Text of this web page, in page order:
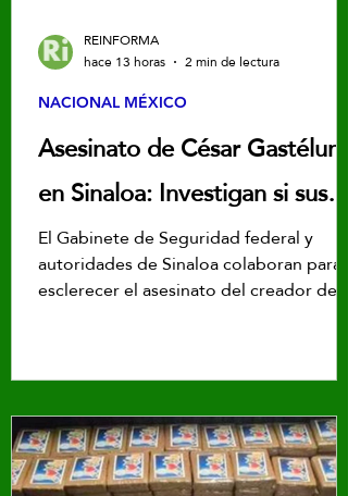
Asesinato de César Gastélum
en Sinaloa: Investigan si sus
videos en redes motivaron el
ataque
El Gabinete de Seguridad federal y
autoridades de Sinaloa colaboran para
esclerecer el asesinato del creador de
NACIONAL MÉXICO
REINFORMA
hace 13 horas
2 min de lectura